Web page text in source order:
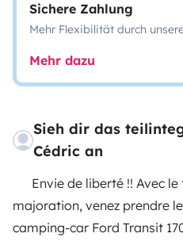
Sichere Zahlung
Mehr Flexibilität durch
Mehr dazu
Sieh dir das
Cédric an
Envie de liberté !! Avec
majoration, venez prendre
camping-car Ford Transit